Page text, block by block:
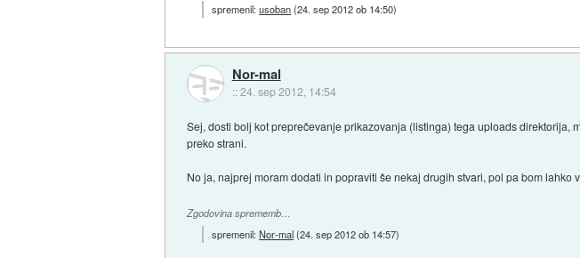
spremenil:usoban(24. sep 2012 ob 14:50)
Nor-mal
::24. sep 2012, 14:54
Sej, dosti bolj kot preprečevanje prikazovanja (listinga) tega uploads
preko strani.
No ja, najprej moram dodati in popraviti še nekaj drugih stvari, pol pa bom lahko
Zgodovina sprememb…
spremenil:Nor-mal(24. sep 2012 ob 14:57)